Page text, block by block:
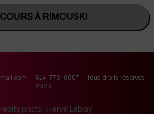
COURS À RIMOUSKI
514-773-6907 tous droits réservés
2023
photo: Hervé Leblay